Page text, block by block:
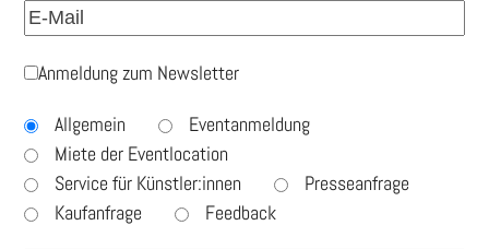
Anmeldung zum Newsletter
Allgemein
Eventanmeldung
Miete der Eventlocation
Service für Künstler:innen
Presseanfrage
Kaufanfrage
Feedback